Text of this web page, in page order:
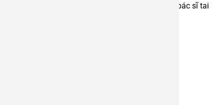
hoặc gọi tới hotline 1900 2838 – 0965 98 3773, bác sĩ tai